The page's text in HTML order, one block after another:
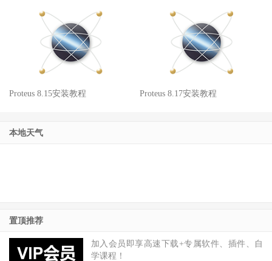
Proteus 8.15安装教程 Proteus 8.17安装教程
本地天气
置顶推荐
加入会员即享高速下载+专属软件、插件、自
学课程！